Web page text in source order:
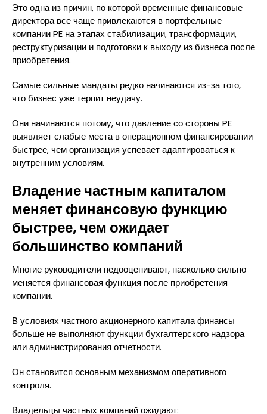
Это одна из причин, по которой временные финансовые
директора все чаще привлекаются в портфельные
компании PE на этапах стабилизации, трансформации,
реструктуризации и подготовки к выходу из бизнеса после
приобретения.
Самые сильные мандаты редко начинаются из-за того,
что бизнес уже терпит неудачу.
Они начинаются потому, что давление со стороны PE
выявляет слабые места в операционном финансировании
быстрее, чем организация успевает адаптироваться к
внутренним условиям.
Владение частным капиталом
меняет финансовую функцию
быстрее, чем ожидает
большинство компаний
Многие руководители недооценивают, насколько сильно
меняется финансовая функция после приобретения
компании.
В условиях частного акционерного капитала финансы
больше не выполняют функции бухгалтерского надзора
или администрирования отчетности.
Он становится основным механизмом оперативного
контроля.
Владельцы частных компаний ожидают: